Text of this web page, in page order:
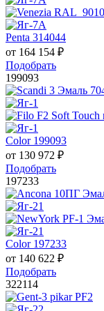
Penta 314044
от 164 154 ₽
Подобрать
199093
Color 199093
от 130 972 ₽
Подобрать
197233
Color 197233
от 140 622 ₽
Подобрать
322114